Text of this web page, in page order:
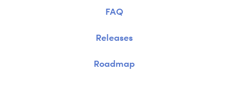
FAQ
Releases
Roadmap